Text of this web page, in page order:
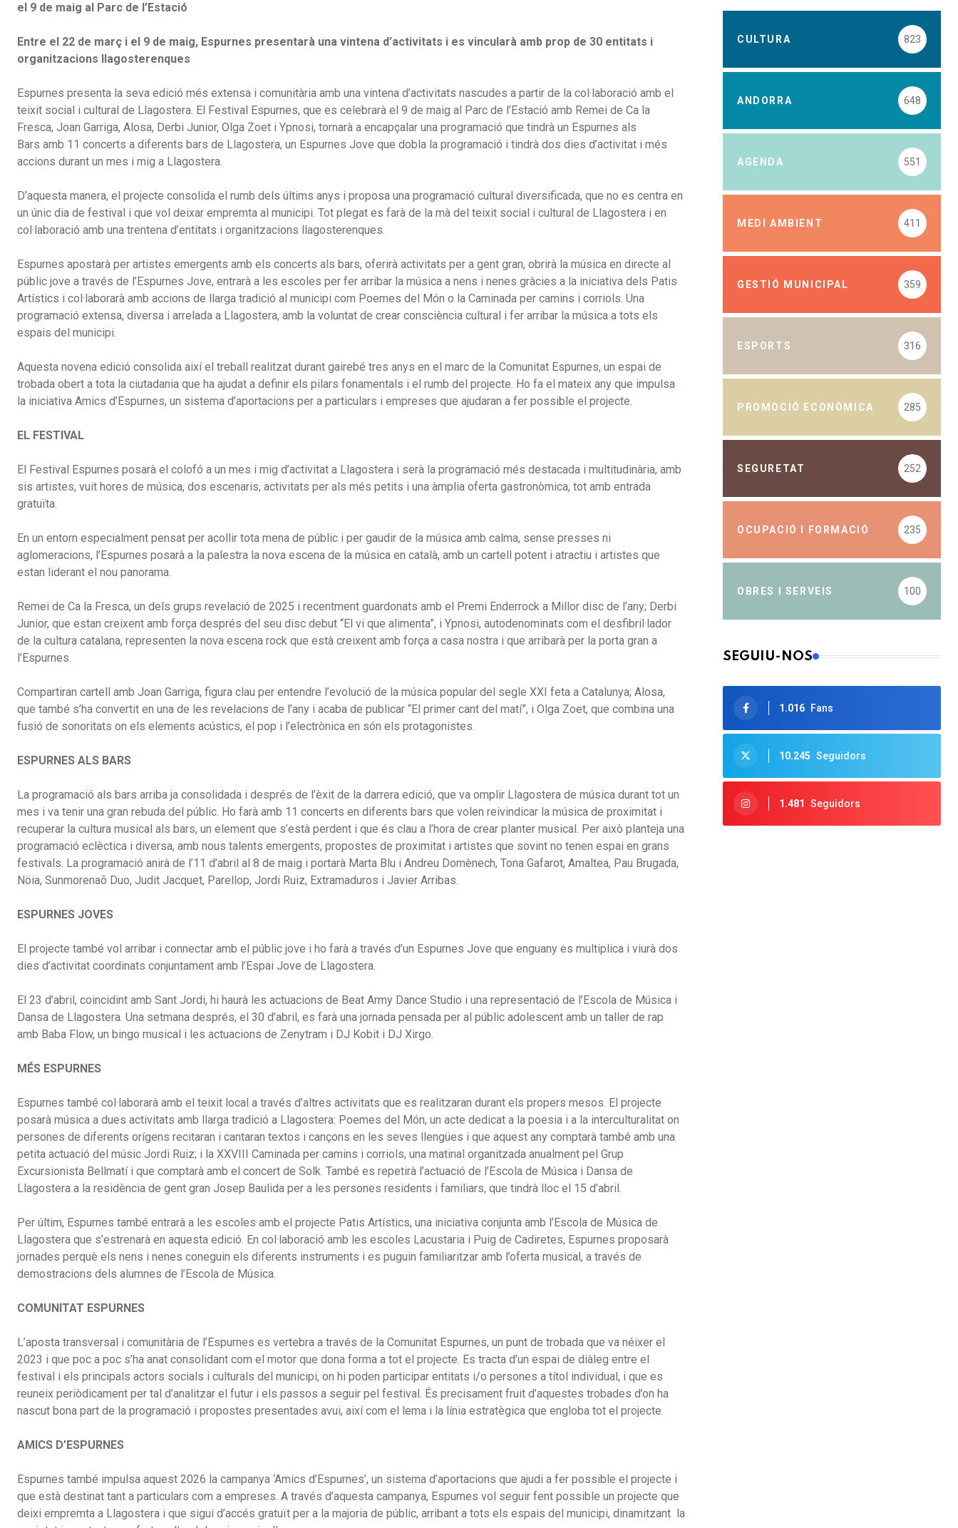
el 9 de maig al Parc de l’Estació
Entre el 22 de març i el 9 de maig, Espurnes presentarà una vintena d’activitats i es vincularà amb prop de 30 entitats i
organitzacions llagosterenques
Espurnes presenta la seva edició més extensa i comunitària amb una vintena d’activitats nascudes a partir de la col·laboració amb el
teixit social i cultural de Llagostera. El Festival Espurnes, que es celebrarà el 9 de maig al Parc de l’Estació amb Remei de Ca la
Fresca, Joan Garriga, Alosa, Derbi Junior, Olga Zoet i Ypnosi, tornarà a encapçalar una programació que tindrà un Espurnes als
Bars amb 11 concerts a diferents bars de Llagostera, un Espurnes Jove que dobla la programació i tindrà dos dies d’activitat i més
accions durant un mes i mig a Llagostera.
D’aquesta manera, el projecte consolida el rumb dels últims anys i proposa una programació cultural diversificada, que no es centra en
un únic dia de festival i que vol deixar empremta al municipi. Tot plegat es farà de la mà del teixit social i cultural de Llagostera i en
col·laboració amb una trentena d’entitats i organitzacions llagosterenques.
Espurnes apostarà per artistes emergents amb els concerts als bars, oferirà activitats per a gent gran, obrirà la música en directe al
públic jove a través de l’Espurnes Jove, entrarà a les escoles per fer arribar la música a nens i nenes gràcies a la iniciativa dels Patis
Artístics i col·laborarà amb accions de llarga tradició al municipi com Poemes del Món o la Caminada per camins i corriols. Una
programació extensa, diversa i arrelada a Llagostera, amb la voluntat de crear consciència cultural i fer arribar la música a tots els
espais del municipi.
Aquesta novena edició consolida així el treball realitzat durant gairebé tres anys en el marc de la Comunitat Espurnes, un espai de
trobada obert a tota la ciutadania que ha ajudat a definir els pilars fonamentals i el rumb del projecte. Ho fa el mateix any que impulsa
la iniciativa Amics d’Espurnes, un sistema d’aportacions per a particulars i empreses que ajudaran a fer possible el projecte.
EL FESTIVAL
El Festival Espurnes posarà el colofó a un mes i mig d’activitat a Llagostera i serà la programació més destacada i multitudinària, amb
sis artistes, vuit hores de música, dos escenaris, activitats per als més petits i una àmplia oferta gastronòmica, tot amb entrada
gratuïta.
En un entorn especialment pensat per acollir tota mena de públic i per gaudir de la música amb calma, sense presses ni
aglomeracions, l’Espurnes posarà a la palestra la nova escena de la música en català, amb un cartell potent i atractiu i artistes que
estan liderant el nou panorama.
Remei de Ca la Fresca, un dels grups revelació de 2025 i recentment guardonats amb el Premi Enderrock a Millor disc de l’any; Derbi
Junior, que estan creixent amb força després del seu disc debut “El vi que alimenta”, i Ypnosi, autodenominats com el desfibril·lador
de la cultura catalana, representen la nova escena rock que està creixent amb força a casa nostra i que arribarà per la porta gran a
l’Espurnes.
Compartiran cartell amb Joan Garriga, figura clau per entendre l’evolució de la música popular del segle XXI feta a Catalunya; Alosa,
que també s’ha convertit en una de les revelacions de l’any i acaba de publicar “El primer cant del matí”, i Olga Zoet, que combina una
fusió de sonoritats on els elements acústics, el pop i l’electrònica en són els protagonistes.
ESPURNES ALS BARS
La programació als bars arriba ja consolidada i després de l’èxit de la darrera edició, que va omplir Llagostera de música durant tot un
mes i va tenir una gran rebuda del públic. Ho farà amb 11 concerts en diferents bars que volen reivindicar la música de proximitat i
recuperar la cultura musical als bars, un element que s’està perdent i que és clau a l’hora de crear planter musical. Per això planteja una
programació eclèctica i diversa, amb nous talents emergents, propostes de proximitat i artistes que sovint no tenen espai en grans
festivals. La programació anirà de l’11 d’abril al 8 de maig i portarà Marta Blu i Andreu Domènech, Tona Gafarot, Amaltea, Pau Brugada,
Nöia, Sunmorenaõ Duo, Judit Jacquet, Parellop, Jordi Ruiz, Extramaduros i Javier Arribas.
ESPURNES JOVES
El projecte també vol arribar i connectar amb el públic jove i ho farà a través d’un Espurnes Jove que enguany es multiplica i viurà dos
dies d’activitat coordinats conjuntament amb l’Espai Jove de Llagostera.
El 23 d’abril, coincidint amb Sant Jordi, hi haurà les actuacions de Beat Army Dance Studio i una representació de l’Escola de Música i
Dansa de Llagostera. Una setmana després, el 30 d’abril, es farà una jornada pensada per al públic adolescent amb un taller de rap
amb Baba Flow, un bingo musical i les actuacions de Zenytram i DJ Kobit i DJ Xirgo.
MÉS ESPURNES
Espurnes també col·laborarà amb el teixit local a través d’altres activitats que es realitzaran durant els propers mesos. El projecte
posarà música a dues activitats amb llarga tradició a Llagostera: Poemes del Món, un acte dedicat a la poesia i a la interculturalitat on
persones de diferents orígens recitaran i cantaran textos i cançons en les seves llengües i que aquest any comptarà també amb una
petita actuació del músic Jordi Ruiz; i la XXVIII Caminada per camins i corriols, una matinal organitzada anualment pel Grup
Excursionista Bellmatí i que comptarà amb el concert de Solk. També es repetirà l’actuació de l’Escola de Música i Dansa de
Llagostera a la residència de gent gran Josep Baulida per a les persones residents i familiars, que tindrà lloc el 15 d’abril.
Per últim, Espurnes també entrarà a les escoles amb el projecte Patis Artístics, una iniciativa conjunta amb l’Escola de Música de
Llagostera que s’estrenarà en aquesta edició. En col·laboració amb les escoles Lacustaria i Puig de Cadiretes, Espurnes proposarà
jornades perquè els nens i nenes coneguin els diferents instruments i es puguin familiaritzar amb l’oferta musical, a través de
demostracions dels alumnes de l’Escola de Música.
COMUNITAT ESPURNES
L’aposta transversal i comunitària de l’Espurnes es vertebra a través de la Comunitat Espurnes, un punt de trobada que va néixer el
2023 i que poc a poc s’ha anat consolidant com el motor que dona forma a tot el projecte. Es tracta d’un espai de diàleg entre el
festival i els principals actors socials i culturals del municipi, on hi poden participar entitats i/o persones a títol individual, i que es
reuneix periòdicament per tal d’analitzar el futur i els passos a seguir pel festival. És precisament fruit d’aquestes trobades d’on ha
nascut bona part de la programació i propostes presentades avui, així com el lema i la línia estratègica que engloba tot el projecte.
AMICS D’ESPURNES
Espurnes també impulsa aquest 2026 la campanya ‘Amics d’Espurnes’, un sistema d’aportacions que ajudi a fer possible el projecte i
que està destinat tant a particulars com a empreses. A través d’aquesta campanya, Espurnes vol seguir fent possible un projecte que
deixi empremta a Llagostera i que sigui d’accés gratuït per a la majoria de públic, arribant a tots els espais del municipi, dinamitzant la
CULTURA 823
ANDORRA 648
AGENDA 551
MEDI AMBIENT 411
GESTIÓ MUNICIPAL 359
ESPORTS 316
PROMOCIÓ ECONÒMICA 285
SEGURETAT 252
OCUPACIÓ I FORMACIÓ 235
OBRES I SERVEIS 100
SEGUIU-NOS
1.016 Fans
10.245 Seguidors
1.481 Seguidors